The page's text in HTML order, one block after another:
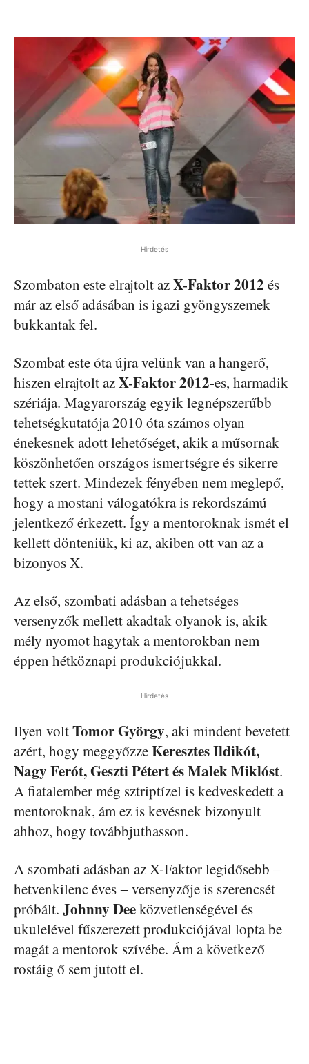
Hirdetés
Szombaton este elrajtolt azX-Faktor 2012 és
már az első adásában is igazi gyöngyszemek
bukkantak fel.
Szombat este óta újra velünk van a hangerő,
hiszen elrajtolt azX-Faktor 2012-es, harmadik
szériája. Magyarország egyik legnépszerűbb
tehetségkutatója 2010 óta számos olyan
énekesnek adott lehetőséget, akik a műsornak
köszönhetően országos ismertségre és sikerre
tettek szert. Mindezek fényében nem meglepő,
hogy a mostani válogatókra is rekordszámú
jelentkező érkezett. Így a mentoroknak ismét el
kellett dönteniük, ki az, akiben ott van az a
bizonyos X.
Az első, szombati adásban a tehetséges
versenyzők mellett akadtak olyanok is, akik
mély nyomot hagytak a mentorokban nem
éppen hétköznapi produkciójukkal.
Hirdetés
Ilyen voltTomor György, aki mindent bevetett
azért, hogy meggyőzzeKeresztes Ildikót,
Nagy Ferót, Geszti Pétert és Malek Miklóst.
A fiatalember még sztriptízel is kedveskedett a
mentoroknak, ám ez is kevésnek bizonyult
ahhoz, hogy továbbjuthasson.
A szombati adásban az X-Faktor legidősebb –
hetvenkilenc éves − versenyzője is szerencsét
próbált. Johnny Deeközvetlenségével és
ukulelével fűszerezett produkciójával lopta be
magát a mentorok szívébe. Ám a következő
rostáig ő sem jutott el.